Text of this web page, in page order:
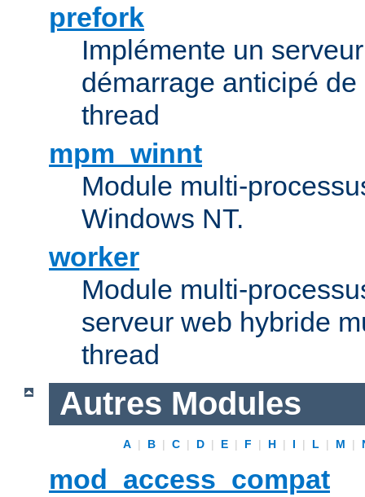
prefork
Implémente un
démarrage anticipé
thread
mpm_winnt
Module multi-
Windows NT.
worker
Module multi-
serveur web hybride
thread
Autres Modules
A | B | C | D | E | F | H | I | L | M |
mod_access_compat